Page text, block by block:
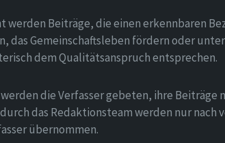
werden Beiträge, die einen erkennbaren
das Gemeinschaftsleben fördern oder
dem Qualitätsanspruch entsprechen.
die Verfasser gebeten, ihre Beiträge
das Redaktionsteam werden nur nach
übernommen.